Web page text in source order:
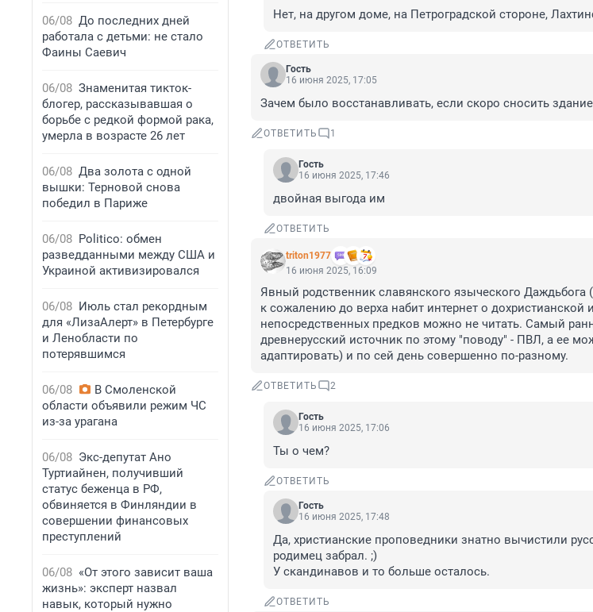
06/08 До последних дней
работала с детьми: не стало
Фаины Саевич
06/08 Знаменитая тикток-
блогер, рассказывавшая о
борьбе с редкой формой рака,
умерла в возрасте 26 лет
06/08 Два золота с одной
вышки: Терновой снова
победил в Париже
06/08 Politico: обмен
разведданными между США и
Украиной активизировался
06/08 Июль стал рекордным
для «ЛизаАлерт» в Петербурге
и Ленобласти по
потерявшимся
06/08
В Смоленской
области объявили режим ЧС
из-за урагана
06/08 Экс-депутат Ано
Туртиайнен, получивший
статус беженца в РФ,
обвиняется в Финляндии в
совершении финансовых
преступлений
06/08 «От этого зависит ваша
жизнь»: эксперт назвал
навык, который нужно
Нет, на другом доме, на Петроградской стороне,
ОТВЕТИТЬ
Гость
16 июня 2025, 17:05
Зачем было восстанавливать, если скоро сносить
ОТВЕТИТЬ 1
Гость
16 июня 2025, 17:46
двойная выгода им
ОТВЕТИТЬ
triton1977
16 июня 2025, 16:09
Явный родственник славянского языческого Даждьбога
к сожалению до верха набит интернет о дохристианской
непосредственных предков можно не читать. Самый
древнерусский источник по этому "поводу" - ПВЛ, а ее
адаптировать) и по сей день совершенно по-разному.
ОТВЕТИТЬ 2
Гость
16 июня 2025, 17:06
Ты о чем?
ОТВЕТИТЬ
Гость
16 июня 2025, 17:48
Да, христианские проповедники знатно вычистили
родимец забрал. ;)
У скандинавов и то больше осталось.
ОТВЕТИТЬ